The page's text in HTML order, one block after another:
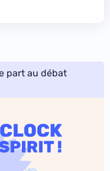
part au débat